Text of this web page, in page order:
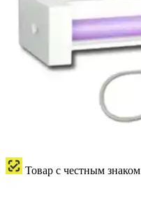
Товар с честным знаком